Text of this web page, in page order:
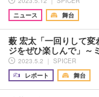
ニュース
舞台
薮 宏太「一回りして
ジをぜひ楽しんで」
2023.5.2 ｜ SPICER
レポート
舞台